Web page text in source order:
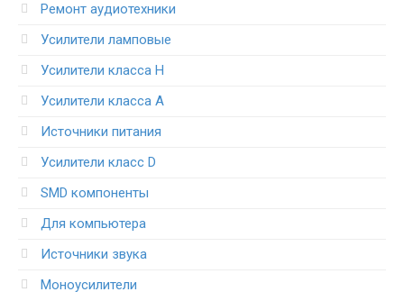
Ремонт аудиотехники
Усилители ламповые
Усилители класса H
Усилители класса А
Источники питания
Усилители класс D
SMD компоненты
Для компьютера
Источники звука
Моноусилители